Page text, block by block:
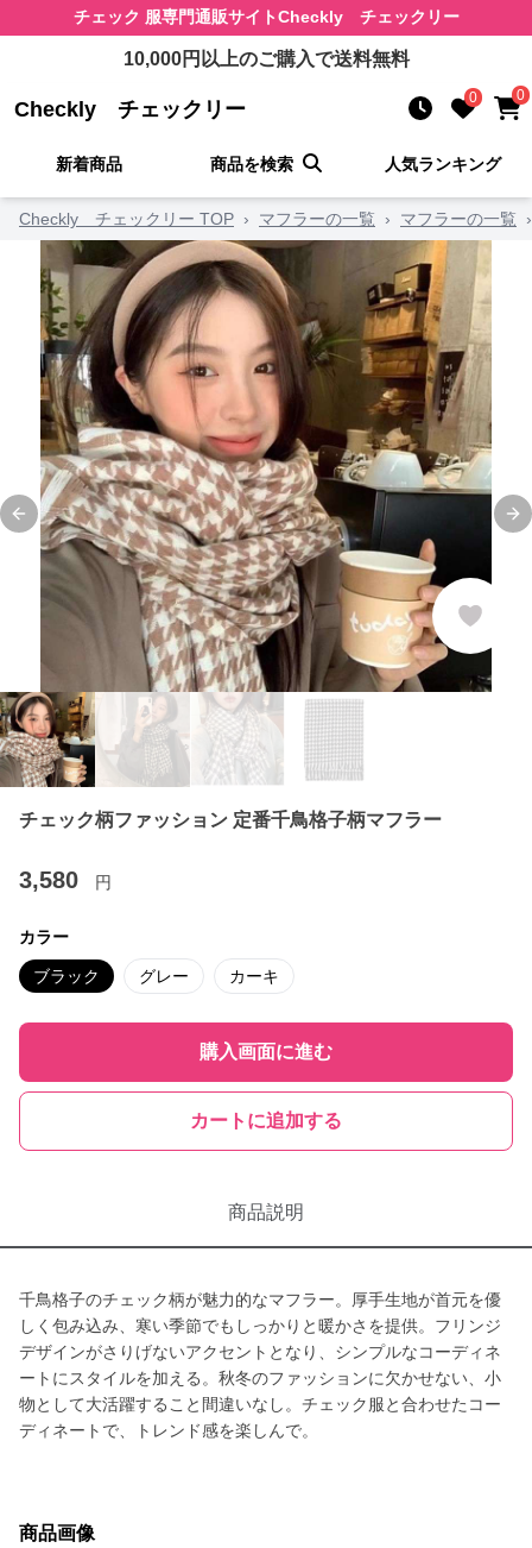
チェック 服専門通販サイトCheckly チェックリー
10,000円以上のご購入で送料無料
Checkly チェックリー 0 0
新着商品 商品を検索 人気ランキング
Checkly チェックリー TOP › マフラーの一覧 › マフラーの一覧 ›
Previous slide
チェック柄ファッション 定番千鳥格子柄マフラー
3,580 円
カラー
ブラック グレー カーキ
購入画面に進む
カートに追加する
商品説明
千鳥格子のチェック柄が魅力的なマフラー。厚手生地が首元を優
しく包み込み、寒い季節でもしっかりと暖かさを提供。フリンジ
デザインがさりげないアクセントとなり、シンプルなコーディネ
ートにスタイルを加える。秋冬のファッションに欠かせない、小
物として大活躍すること間違いなし。チェック服と合わせたコー
ディネートで、トレンド感を楽しんで。
商品画像